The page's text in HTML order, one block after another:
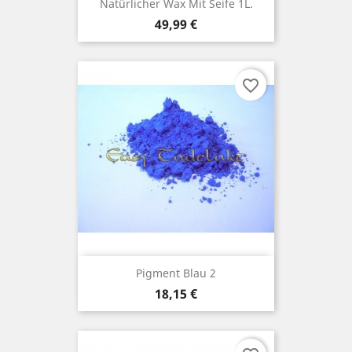
Natürlicher Wax Mit Seife 1L.
Preis
49,99 €
Pigment Blau 2
Preis
18,15 €
favorite_border